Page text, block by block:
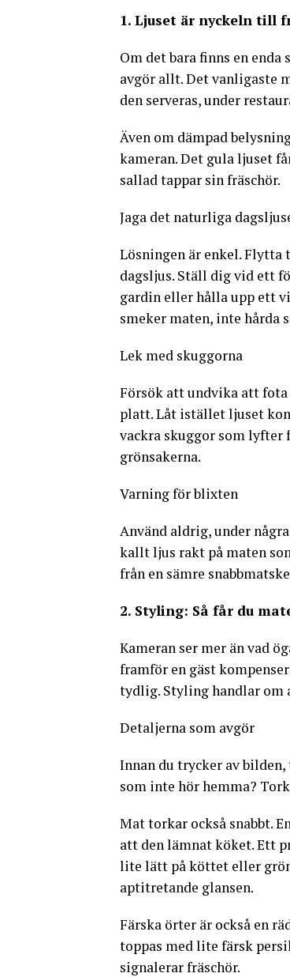
1. Ljuset är nyckeln till
Om det bara finns en
avgör allt. Det vanligaste
den serveras, under
Även om dämpad
kameran. Det gula ljuset
sallad tappar sin fräschör.
Jaga det naturliga
Lösningen är enkel.
dagsljus. Ställ dig vid ett
gardin eller hålla upp ett
smeker maten, inte hårda
Lek med skuggorna
Försök att undvika att
platt. Låt istället ljuset
vackra skuggor som lyfter
grönsakerna.
Varning för blixten
Använd aldrig, under
kallt ljus rakt på maten
från en sämre
2. Styling: Så får du
Kameran ser mer än vad
framför en gäst
tydlig. Styling handlar om
Detaljerna som avgör
Innan du trycker av
som inte hör hemma?
Mat torkar också snabbt.
att den lämnat köket. Ett
lite lätt på köttet eller
aptitretande glansen.
Färska örter är också en
toppas med lite färsk
signalerar fräschör.